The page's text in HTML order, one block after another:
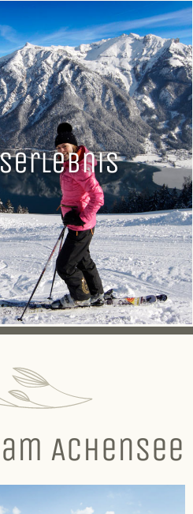
Achensee